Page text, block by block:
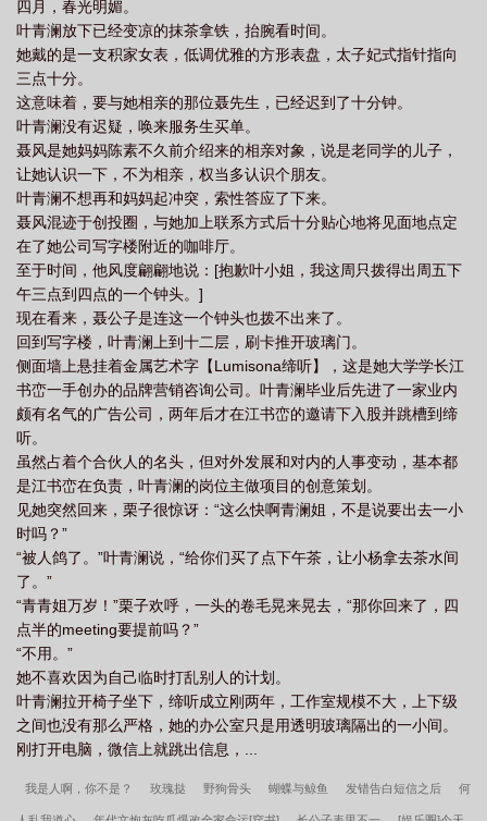
周镜TXT 春风眷我番外63章 春风眷我by周镜txt
上青梅by藤萝为枝 春风眷我txt资源 春风眷我附带番外 春风眷我叶青澜周
别鹤
四月，春光明媚。
叶青澜放下已经变凉的抹茶拿铁，抬腕看时间。
她戴的是一支积家女表，低调优雅的方形表盘，太子妃式指针指向
三点十分。
这意味着，要与她相亲的那位聂先生，已经迟到了十分钟。
叶青澜没有迟疑，唤来服务生买单。
聂风是她妈妈陈素不久前介绍来的相亲对象，说是老同学的儿子，
让她认识一下，不为相亲，权当多认识个朋友。
叶青澜不想再和妈妈起冲突，索性答应了下来。
聂风混迹于创投圈，与她加上联系方式后十分贴心地将见面地点定
在了她公司写字楼附近的咖啡厅。
至于时间，他风度翩翩地说：[抱歉叶小姐，我这周只拨得出周五下
午三点到四点的一个钟头。]
现在看来，聂公子是连这一个钟头也拨不出来了。
回到写字楼，叶青澜上到十二层，刷卡推开玻璃门。
侧面墙上悬挂着金属艺术字【Lumisona缔听】，这是她大学学长江
书峦一手创办的品牌营销咨询公司。叶青澜毕业后先进了一家业内
颇有名气的广告公司，两年后才在江书峦的邀请下入股并跳槽到缔
听。
虽然占着个合伙人的名头，但对外发展和对内的人事变动，基本都
是江书峦在负责，叶青澜的岗位主做项目的创意策划。
见她突然回来，栗子很惊讶：“这么快啊青澜姐，不是说要出去一小
时吗？”
“被人鸽了。”叶青澜说，“给你们买了点下午茶，让小杨拿去茶水间
了。”
“青青姐万岁！”栗子欢呼，一头的卷毛晃来晃去，“那你回来了，四
点半的meeting要提前吗？”
“不用。”
她不喜欢因为自己临时打乱别人的计划。
叶青澜拉开椅子坐下，缔听成立刚两年，工作室规模不大，上下级
之间也没有那么严格，她的办公室只是用透明玻璃隔出的一小间。
刚打开电脑，微信上就跳出信息，...
我是人啊，你不是？ 玫瑰挞 野狗骨头 蝴蝶与鲸鱼 发错告白短信之后 何